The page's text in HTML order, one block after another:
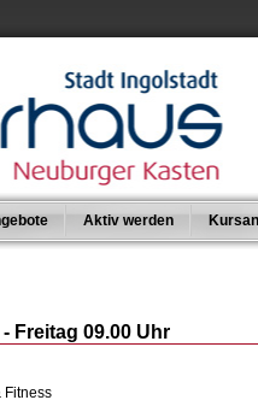
Aktiv werden
Freitag 09.00 Uhr
Fitness